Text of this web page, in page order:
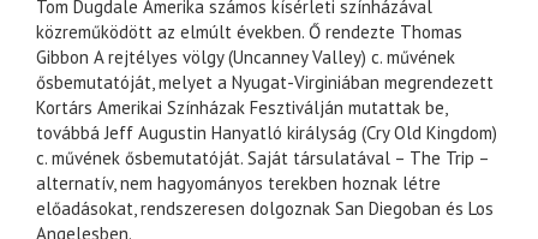
Tom Dugdale Amerika számos kísérleti színházával
közreműködött az elmúlt években. Ő rendezte Thomas
Gibbon A rejtélyes völgy (Uncanney Valley) c. művének
ősbemutatóját, melyet a Nyugat-Virginiában megrendezett
Kortárs Amerikai Színházak Fesztiválján mutattak be,
továbbá Jeff Augustin Hanyatló királyság (Cry Old Kingdom)
c. művének ősbemutatóját. Saját társulatával – The Trip –
alternatív, nem hagyományos terekben hoznak létre
előadásokat, rendszeresen dolgoznak San Diegoban és Los
Angelesben.